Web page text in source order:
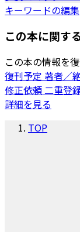
キーワードの編集
この本に関す
この本の情報を
復刊予定 著者／
修正依頼二重登
詳細を見る
TOP